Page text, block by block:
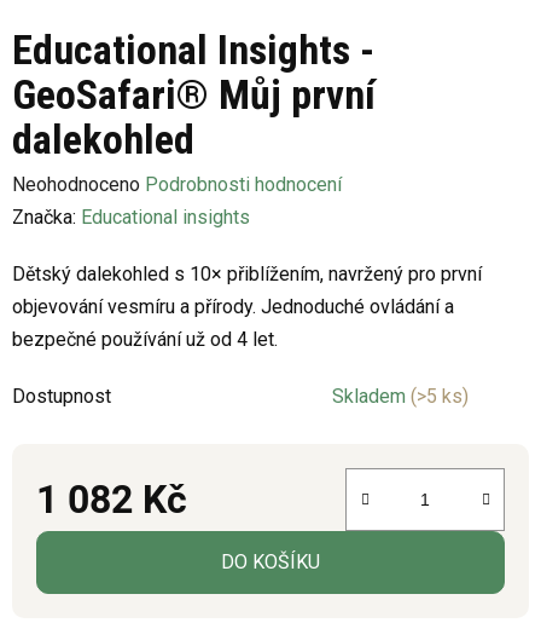
Educational Insights -
GeoSafari® Můj první
dalekohled
Průměrné
hodnocení
je
0,0
z
hvězdiček.
Neohodnoceno Podrobnosti hodnocení
Značka: Educational insights
Dětský dalekohled s 10× přiblížením, navržený pro první
objevování vesmíru a přírody. Jednoduché ovládání a
bezpečné používání už od 4 let.
Dostupnost Skladem (>5 ks)
1 082 Kč
Měrná cena:
DO KOŠÍKU